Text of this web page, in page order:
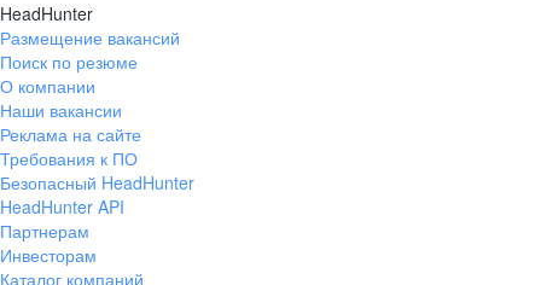
HeadHunter
Размещение вакансий
Поиск по резюме
О компании
Наши вакансии
Реклама на сайте
Требования к ПО
Безопасный HeadHunter
HeadHunter API
Партнерам
Инвесторам
Каталог компаний